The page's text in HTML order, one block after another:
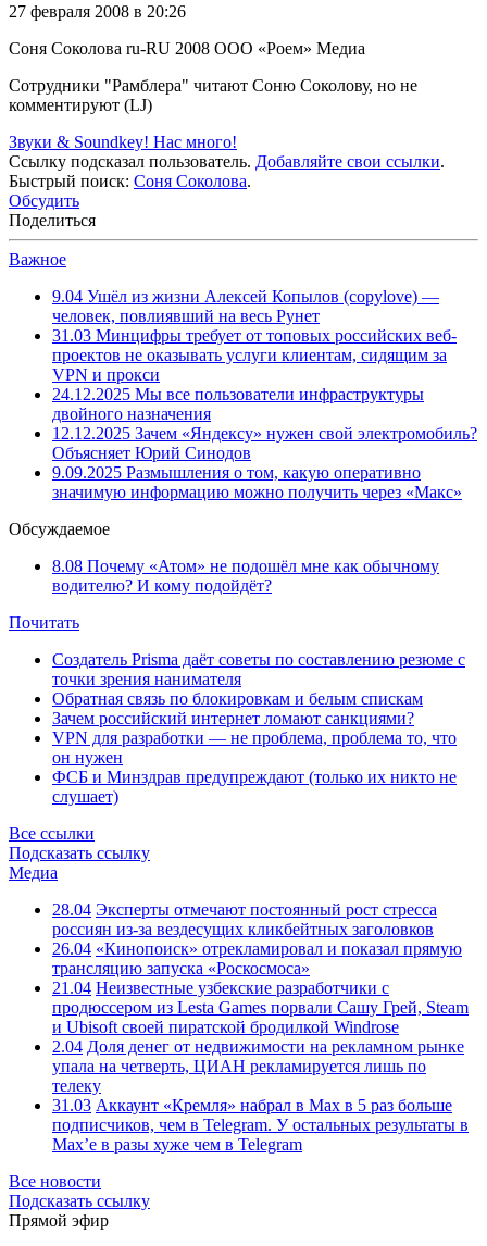
27 февраля 2008 в 20:26
Соня Соколова ru-RU 2008 ООО «Роем» Медиа
Сотрудники "Рамблера" читают Соню Соколову, но не
комментируют (LJ)
Звуки & Soundkey! Нас много!
Ссылку подсказал пользователь. Добавляйте свои ссылки.
Быстрый поиск: Соня Соколова.
Обсудить
Поделиться
Важное
9.04 Ушёл из жизни Алексей Копылов (copylove) —
человек, повлиявший на весь Рунет
31.03 Минцифры требует от топовых российских веб-
проектов не оказывать услуги клиентам, сидящим за
VPN и прокси
24.12.2025 Мы все пользователи инфраструктуры
двойного назначения
12.12.2025 Зачем «Яндексу» нужен свой электромобиль?
Объясняет Юрий Синодов
9.09.2025 Размышления о том, какую оперативно
значимую информацию можно получить через «Макс»
Обсуждаемое
8.08 Почему «Атом» не подошёл мне как обычному
водителю? И кому подойдёт?
Почитать
Создатель Prisma даёт советы по составлению резюме с
точки зрения нанимателя
Обратная связь по блокировкам и белым спискам
Зачем российский интернет ломают санкциями?
VPN для разработки — не проблема, проблема то, что
он нужен
ФСБ и Минздрав предупреждают (только их никто не
слушает)
Все ссылки
Подсказать ссылку
Медиа
28.04 Эксперты отмечают постоянный рост стресса
россиян из-за вездесущих кликбейтных заголовков
26.04 «Кинопоиск» отрекламировал и показал прямую
трансляцию запуска «Роскосмоса»
21.04 Неизвестные узбекские разработчики с
продюссером из Lesta Games порвали Сашу Грей, Steam
и Ubisoft своей пиратской бродилкой Windrose
2.04 Доля денег от недвижимости на рекламном рынке
упала на четверть, ЦИАН рекламируется лишь по
телеку
31.03 Аккаунт «Кремля» набрал в Max в 5 раз больше
подписчиков, чем в Telegram. У остальных результаты в
Max’е в разы хуже чем в Telegram
Все новости
Подсказать ссылку
Прямой эфир